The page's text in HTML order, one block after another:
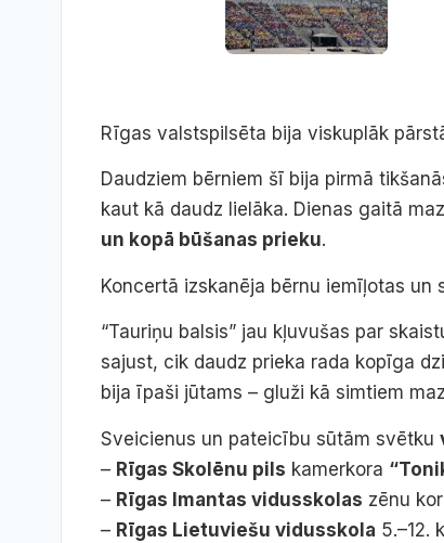
Rīgas valstspilsēta bija viskuplāk
Daudziem bērniem šī bija pirmā
kaut kā daudz lielāka. Dienas gaitā
un kopā būšanas prieku.
Koncertā izskanēja bērnu iemīļotas
“Tauriņu balsis” jau kļuvušas par
sajust, cik daudz prieka rada kopīga
bija īpaši jūtams – gluži kā simtiem
Sveicienus un pateicību sūtām svētku
– Rīgas Skolēnu pils kamerkora
– Rīgas Imantas vidusskolas zēnu
– Rīgas Lietuviešu vidusskola 5.–12.